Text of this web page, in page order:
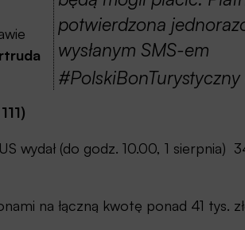
potwierdzona
wysłanym SMS-em
#PolskiBonTurystyczny
wydał (do godz. 10.00, 1 sierpnia)
na łączną kwotę ponad 41 tys.